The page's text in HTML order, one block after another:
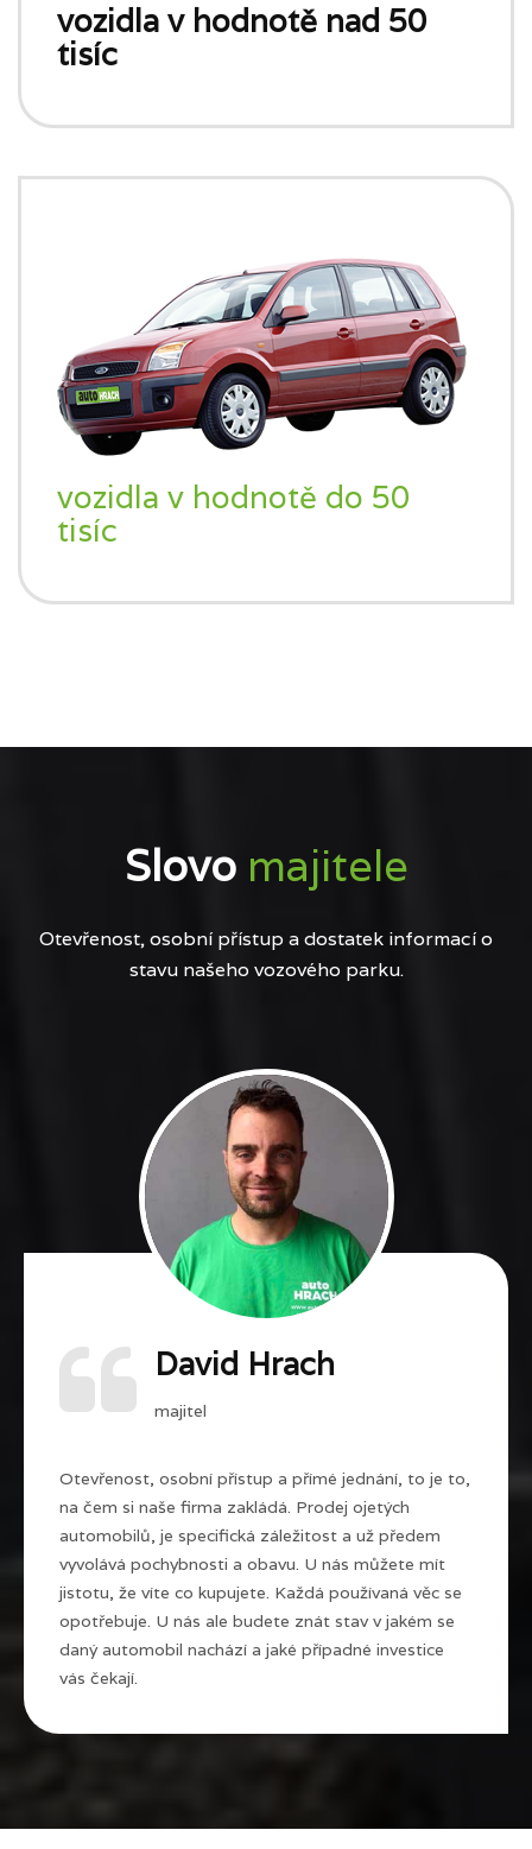
vozidla v hodnotě nad 50
tisíc
vozidla v hodnotě do 50
tisíc
Slovo majitele
Otevřenost, osobní přístup a dostatek informací o
stavu našeho vozového parku.
David Hrach
majitel
Otevřenost, osobní přístup a přímé jednání, to je to,
na čem si naše firma zakládá. Prodej ojetých
automobilů, je specifická záležitost a už předem
vyvolává pochybnosti a obavu. U nás můžete mít
jistotu, že víte co kupujete. Každá používaná věc se
opotřebuje. U nás ale budete znát stav v jakém se
daný automobil nachází a jaké případné investice
vás čekají.